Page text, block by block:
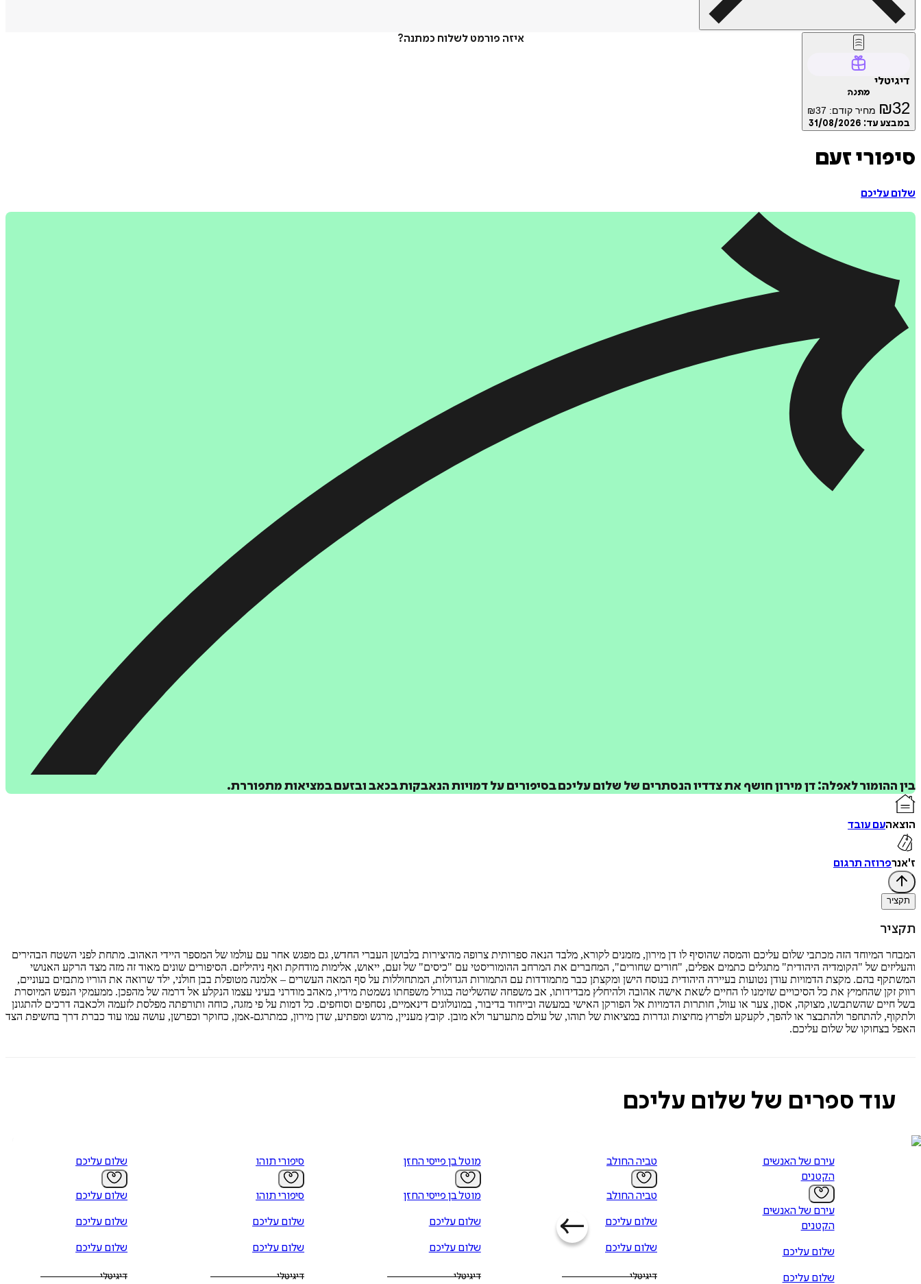
איזה פורמט לשלוח כמתנה?
דיגיטלי
מתנה
₪32 מחיר קודם: ₪37
במבצע עד: 31/08/2026
סיפורי זעם
שלום עליכם
בין ההומור לאפלה: דן מירון חושף את צדדיו הנסתרים של שלום עליכם בסיפורים על דמויות הנאבקות בכאב ובזעם במציאות מתפוררת.
הוצאהעם עובד
ז'אנרפרוזה תרגום
תקציר
תקציר
המבחר המיוחד הזה מכתבי שלום עליכם והמסה שהוסיף לו דן מירון, מזמנים לקורא, מלבד הנאה ספרותית צרופה מהיצירות בלבושן העברי החדש, גם מפגש אחר עם עולמו של המספר היידי האהוב. מתחת לפני השטח הבהירים
והעליזים של "הקומדיה היהודית" מתגלים כתמים אפלים, "חורים שחורים", המחברים את המרחב ההומוריסטי עם "כיסים" של זעם, ייאוש, אלימות מודחקת ואף ניהיליזם. הסיפורים שונים מאוד זה מזה מצד הרקע האנושי
המשתקף בהם. מקצת הדמויות עודן נטועות בעיירה היהודית בנוסח הישן ומקצתן כבר מתמודדות עם התמורות הגדולות, המתחוללות על סף המאה העשרים – אלמנה מטופלת בבן חולני, ילד שרואה את הוריו מתבזים בעוניים,
רווק זקן שהחמיץ את כל הסיכויים שזימנו לו החיים לשאת אישה אהובה ולהיחלץ מבדידותו, אב משפחה שהשליטה בגורל משפחתו נשמטת מידיו, מאהב מודרני בעיני עצמו הנקלע אל דרמה של מהפכן. ממעמקי הנפש המיוסרת
בשל חיים שהשתבשו, מצוקה, אסון, צער או עוול, חותרות הדמויות אל הפורקן האישי במעשה ובייחוד בדיבור, במונולוגים דינאמיים, נסחפים וסוחפים. כל דמות על פי מזגה, כוחה ותורפתה מפלסת לזעמה ולכאבה דרכים להתגונן
ולתקוף, להתחפר ולהתבצר או להפך, לקעקע ולפרוץ מחיצות וגדרות במציאות של תוהו, של עולם מתערער ולא מובן. קובץ מעניין, מרגש ומפתיע, שדן מירון, כמתרגם-אמן, כחוקר וכפרשן, עושה עמו עוד כברת דרך בחשיפת הצד
האפל בצחוקו של שלום עליכם.
עוד ספרים של שלום עליכם
עירם של האנשים
הקטנים
עירם של האנשים
הקטנים
שלום עליכם
שלום עליכם
טביה החולב
טביה החולב
שלום עליכם
שלום עליכם
דיגיטלי
מוטל בן פייסי החזן
מוטל בן פייסי החזן
שלום עליכם
שלום עליכם
דיגיטלי
סיפורי תוהו
סיפורי תוהו
שלום עליכם
שלום עליכם
דיגיטלי
שלום עליכם
שלום עליכם
שלום עליכם
שלום עליכם
דיגיטלי